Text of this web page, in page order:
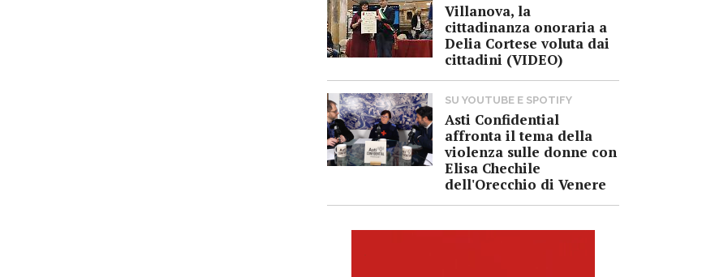
Villanova, la
cittadinanza onoraria a
Delia Cortese voluta dai
cittadini (VIDEO)
SU YOUTUBE E SPOTIFY
Asti Confidential
affronta il tema della
violenza sulle donne con
Elisa Chechile
dell'Orecchio di Venere